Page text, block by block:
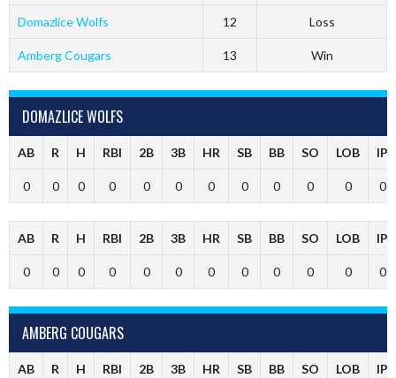
Domazlice Wolfs 12 Loss
Amberg Cougars 13 Win
DOMAZLICE WOLFS
AB R H RBI 2B 3B HR SB BB SO LOB IP
0 0 0 0 0 0 0 0 0 0 0 0
AB R H RBI 2B 3B HR SB BB SO LOB IP
0 0 0 0 0 0 0 0 0 0 0 0
AMBERG COUGARS
AB R H RBI 2B 3B HR SB BB SO LOB IP